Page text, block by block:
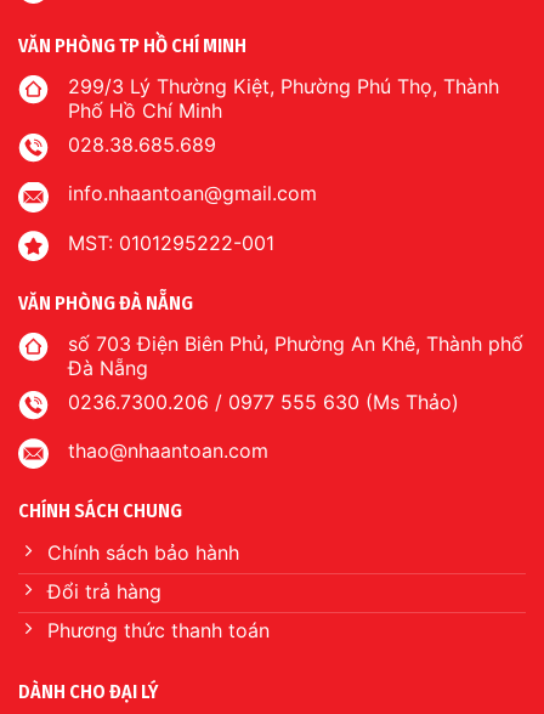
VĂN PHÒNG TP HỒ CHÍ MINH
299/3 Lý Thường Kiệt, Phường Phú Thọ, Thành
Phố Hồ Chí Minh
028.38.685.689
info.nhaantoan@gmail.com
MST: 0101295222-001
VĂN PHÒNG ĐÀ NẴNG
số 703 Điện Biên Phủ, Phường An Khê, Thành phố
Đà Nẵng
0236.7300.206 / 0977 555 630 (Ms Thảo)
thao@nhaantoan.com
CHÍNH SÁCH CHUNG
Chính sách bảo hành
Đổi trả hàng
Phương thức thanh toán
DÀNH CHO ĐẠI LÝ